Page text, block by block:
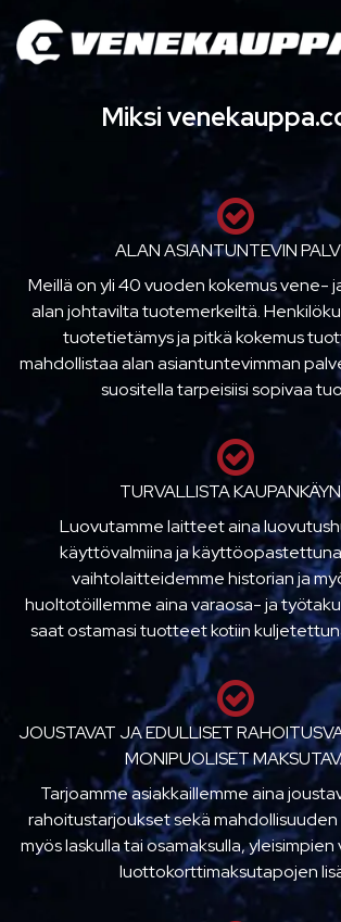
Miksi
ALAN ASIANTUNTEVIN
Meillä on yli 40 vuoden kokemus vene-
alan johtavilta tuotemerkeiltä.
tuotetietämys ja pitkä kokemus
mahdollistaa alan asiantuntevimman
suositella tarpeisiisi sopivaa
TURVALLISTA
Luovutamme laitteet aina
käyttövalmiina ja
vaihtolaitteidemme historian ja
huoltotöillemme aina varaosa- ja
saat ostamasi tuotteet kotiin
JOUSTAVAT JA EDULLISET
MONIPUOLISET
Tarjoamme asiakkaillemme aina
rahoitustarjoukset sekä
myös laskulla tai osamaksulla,
luottokorttimaksutapojen